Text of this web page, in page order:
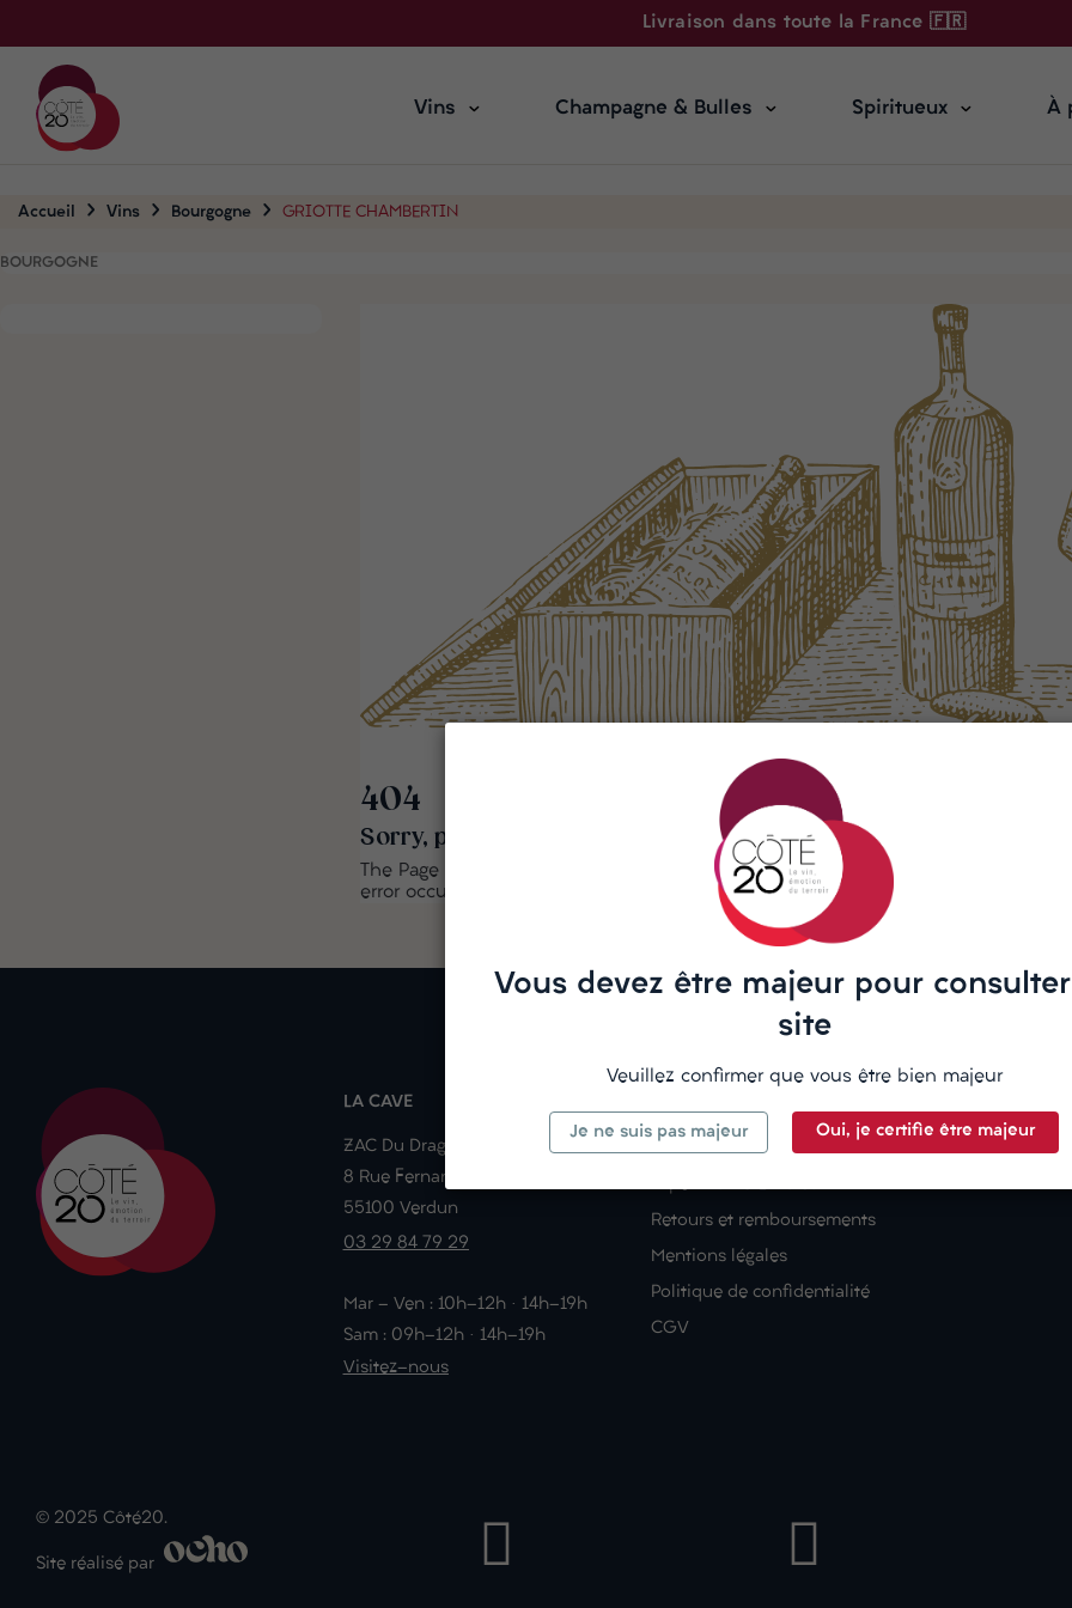
Livraison dans toute la France 🇫🇷
Vins Champagne & Bulles Spiritueux À
Accueil Vins Bourgogne GRIOTTE CHAMBERTIN
BOURGOGNE
404
Sorry, page not found
The Page you are looking for doesn't exitst or an other
error occured. Go to
LA CAVE
ZAC Du Dragon
8 Rue Fernand Braudel
55100 Verdun
03 29 84 79 29
Mar - Ven : 10h-12h · 14h-19h
Sam : 09h-12h · 14h-19h
Visitez-nous
Suivre votre commande
Expédition & Livraison
Retours et remboursements
Mentions légales
Politique de confidentialité
CGV
Qui sommes-
© 2025 Côté20.
Site réalisé par
Vous devez être majeur pour
site
Veuillez confirmer que vous être bien majeur
Je ne suis pas majeur Oui, je certifie être majeur